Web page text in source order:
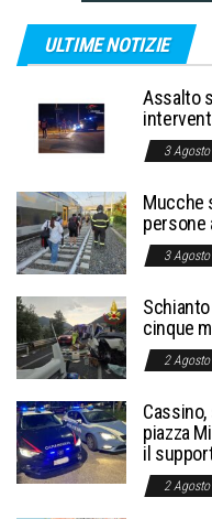
ULTIME NOTIZIE
Assalto
3
Mucche
persone
3
cinque
2
piazza
il
2